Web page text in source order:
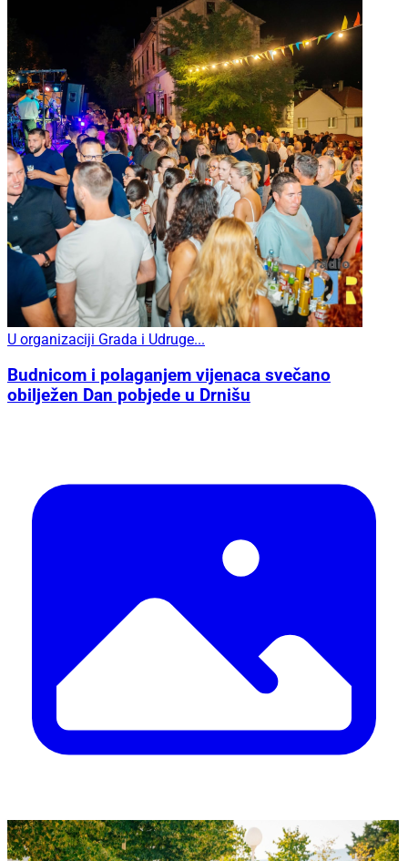
U organizaciji Grada i Udruge...
Budnicom i polaganjem vijenaca svečano
obilježen Dan pobjede u Drnišu